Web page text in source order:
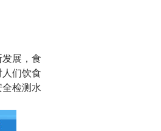
展，食
们饮食
检测水